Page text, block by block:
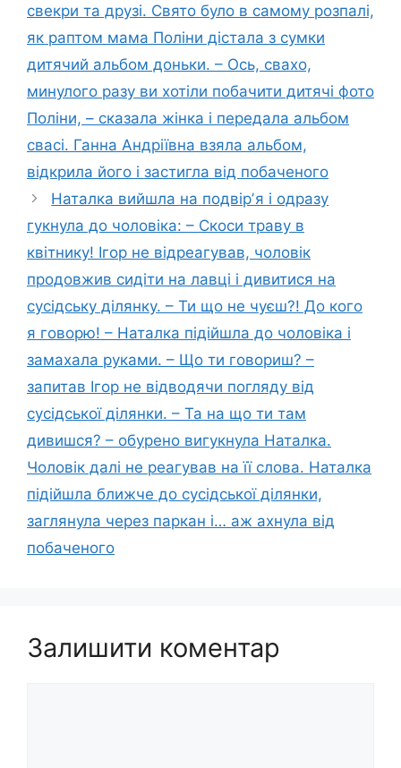
свекри та друзі. Свято було в самому розпалі,
як раптом мама Поліни дістала з сумки
дитячий альбом доньки. – Ось, свахо,
минулого разу ви хотіли побачити дитячі фото
Поліни, – сказала жінка і передала альбом
свасі. Ганна Андріївна взяла альбом,
відкрила його і застигла від побаченого
Наталка вийшла на подвірʼя і одразу
гукнула до чоловіка: – Скоси траву в
квітнику! Ігор не відреагував, чоловік
продовжив сидіти на лавці і дивитися на
сусідську ділянку. – Ти що не чуєш?! До кого
я говорю! – Наталка підійшла до чоловіка і
замахала руками. – Що ти говориш? –
запитав Ігор не відводячи погляду від
сусідської ділянки. – Та на що ти там
дивишся? – обурено вигукнула Наталка.
Чоловік далі не реагував на її слова. Наталка
підійшла ближче до сусідської ділянки,
заглянула через паркан і… аж ахнула від
побаченого
Залишити коментар